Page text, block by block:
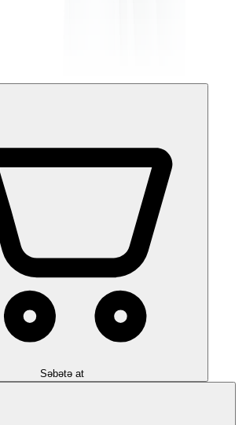
Səbətə at